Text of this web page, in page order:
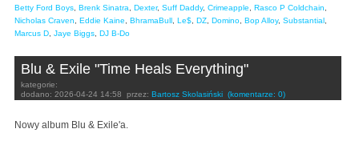
Betty Ford Boys Brenk Sinatra Dexter, Suff Daddy, Crimeapple Rasco P Coldchain
Nicholas Craven
Eddie Kaine BhramaBull Le$ DZ Domino Bop Alloy, Substantial
Marcus D Jaye Biggs DJ B-Do
Blu & Exile "Time Heals Everything"
kategorie:
dodano: 2026-04-24 14:58 przez: Bartosz Skolasiński (komentarze: 0)
Nowy album Blu & Exile'a.